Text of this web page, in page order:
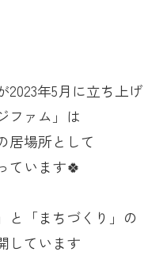
2023年5月に立ち上げ
ファム」は
居場所として
ています🍀
と「まちづくり」の
しています